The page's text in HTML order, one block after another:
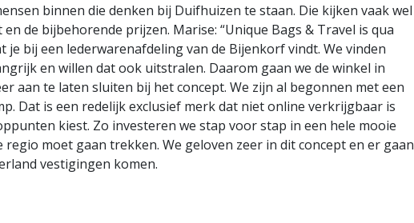
binnen die denken bij Duifhuizen te staan. Die kijken vaak wel
de bijbehorende prijzen. Marise: “Unique Bags & Travel is qua
je bij een lederwarenafdeling van de Bijenkorf vindt. We vinden
en willen dat ook uitstralen. Daarom gaan we de winkel in
aan te laten sluiten bij het concept. We zijn al begonnen met een
Dat is een redelijk exclusief merk dat niet online verkrijgbaar is
kiest. Zo investeren we stap voor stap in een hele mooie
regio moet gaan trekken. We geloven zeer in dit concept en er gaan
vestigingen komen.